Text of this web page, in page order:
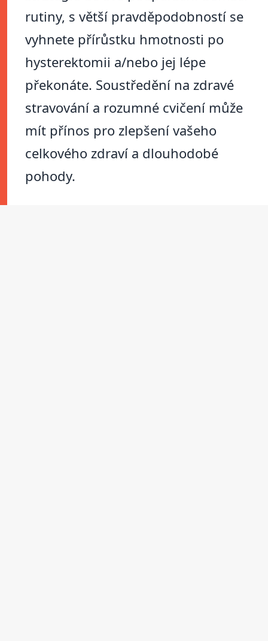
rutiny, s větší pravděpodobností se
vyhnete přírůstku hmotnosti po
hysterektomii a/nebo jej lépe
překonáte. Soustředění na zdravé
stravování a rozumné cvičení může
mít přínos pro zlepšení vašeho
celkového zdraví a dlouhodobé
pohody.